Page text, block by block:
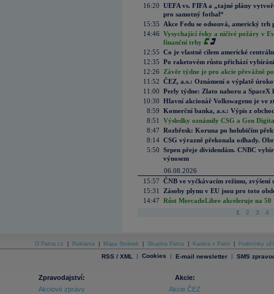
16:20 UEFA vs. FIFA a „tajné plány
pro samotný fotbal“
15:35
Akce Fedu se odsouvá, americký
14:46 Vysychající řeky a ničivé požáry v
finanční trhy
12:55 Co je vlastně cílem americké
12:35 Po raketovém růstu přichází
12:26
Závěr týdne je pro akcie převážně
11:52 ČEZ, a.s.: Oznámení o výplatě
11:00 Perly týdne: Zlato nahoru a SpaceX
10:30 Hlavní akcionář Volkswagenu je ve
8:59 Komerční banka, a.s.: Výpis z
8:51
Výsledky oznámily CSG a Gen
8:47 Rozbřesk: Koruna po holubičím
8:14 CSG výrazně překonala odhady.
5:50 Srpen přeje dividendám. CNBC
výnosem
06.08.2026
15:57 ČNB ve vyčkávacím režimu, zvýšení
15:31
Zásoby plynu v EU jsou pro toto
14:47 Růst MercadoLibre akceleruje na
1 2 3 4
O Patria.cz Reklama Mapa Stránek Skupina Patria Kariéra v Patrii Podmínky
RSS / XML | Cookies | E-mail newsletter | SMS
Zpravodajství:
Akciové zprávy
Akcie:
Akcie ČEZ